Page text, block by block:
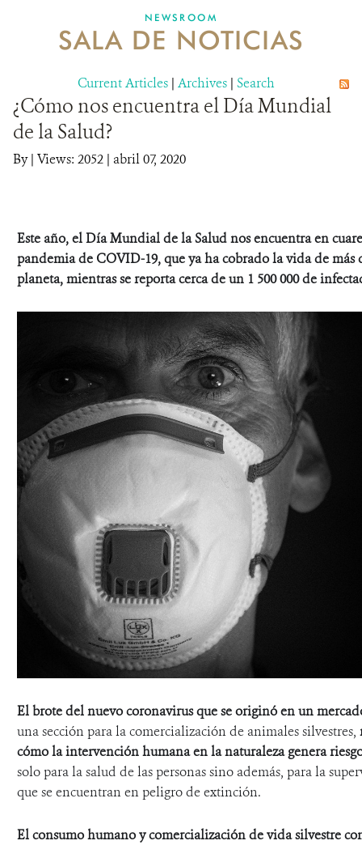
MECANISMO DE ATENCIÓN DE QUEJAS Y RECLAMOS
DONA
NEWSROOM
SALA DE NOTICIAS
Current Articles | Archives | Search
¿Cómo nos encuentra el Día Mundial
de la Salud?
By| Views: 2052 | abril 07, 2020
Este año, el Día Mundial de la Salud nos encuentra en
pandemia de COVID-19, que ya ha cobrado la vida de más
planeta, mientras se reporta cerca de un 1 500 000 de
El brote del nuevo coronavirus que se originó en un
una sección para la comercialización de animales silvestres,
cómo la intervención humana en la naturaleza genera
solo para la salud de las personas sino además, para la
que se encuentran en peligro de extinción.
El consumo humano y comercialización de vida silvestre